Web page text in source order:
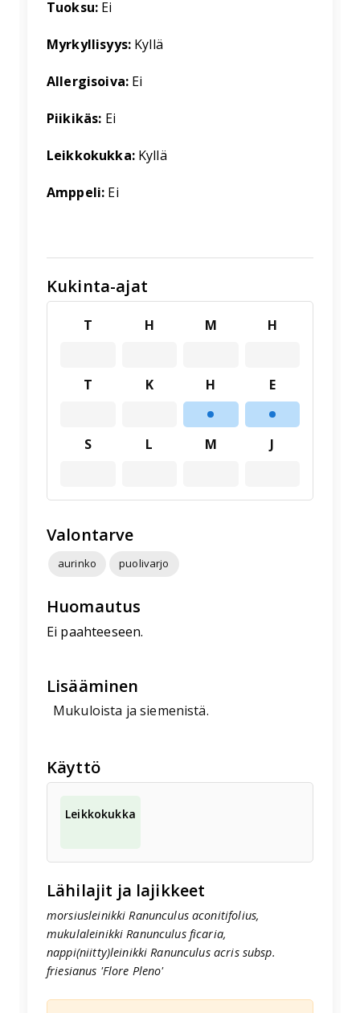
Tuoksu: Ei
Myrkyllisyys: Kyllä
Allergisoiva: Ei
Piikikäs: Ei
Leikkokukka: Kyllä
Amppeli: Ei
Kukinta-ajat
T H M H
T K H E
S L M J
Valontarve
aurinko puolivarjo
Huomautus
Ei paahteeseen.
Lisääminen
Mukuloista ja siemenistä.
Käyttö
Leikkokukka
Lähilajit ja lajikkeet
morsiusleinikki Ranunculus aconitifolius,
mukulaleinikki Ranunculus ficaria,
nappi(niitty)leinikki Ranunculus acris subsp.
friesianus 'Flore Pleno'